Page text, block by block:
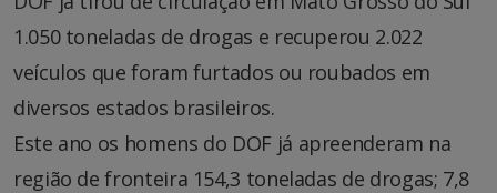
1.050 toneladas de drogas e recuperou 2.022
veículos que foram furtados ou roubados em
diversos estados brasileiros.
Este ano os homens do DOF já apreenderam na
região de fronteira 154,3 toneladas de drogas; 7,8